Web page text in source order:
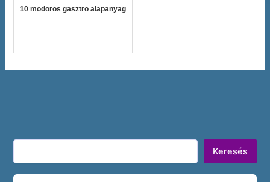
10 modoros gasztro alapanyag
Keresés
Keresés